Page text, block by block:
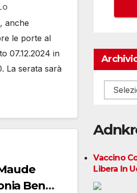
anche
le porte al
07.12.2024 in
La serata sarà
Ben
Archivio
Vaccino
Libera In